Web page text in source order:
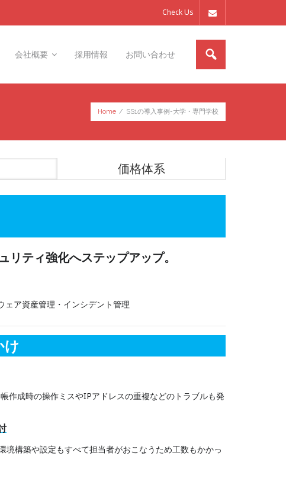
Check Us
会社概要 採用情報 お問い合わせ
Home / SS1の導入事例-大学・専門学校
価格体系
ティ強化へステップアップ。
ェア資産管理・インシデント管理
け
作成時の操作ミスやIPアドレスの重複などのトラブルも発
構築や設定もすべて担当者がおこなうため工数もかかっ